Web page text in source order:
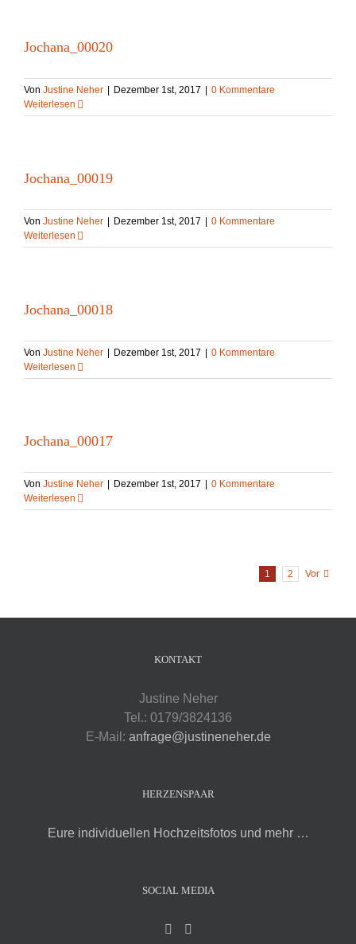
Jochana_00020
Von Justine Neher Dezember 1st, 2017
0 Kommentare
Weiterlesen
Jochana_00019
Von Justine Neher Dezember 1st, 2017
0 Kommentare
Weiterlesen
Jochana_00018
Von Justine Neher Dezember 1st, 2017
0 Kommentare
Weiterlesen
Jochana_00017
Von Justine Neher Dezember 1st, 2017
0 Kommentare
Weiterlesen
1 2 Vor
KONTAKT
Justine Neher
Tel.: 0179/3824136
E-Mail: anfrage@justineneher.de
HERZENSPAAR
Eure individuellen Hochzeitsfotos und mehr …
SOCIAL MEDIA